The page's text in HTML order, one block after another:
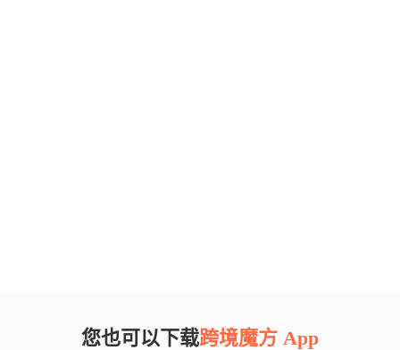
您也可以下载跨境魔方 App